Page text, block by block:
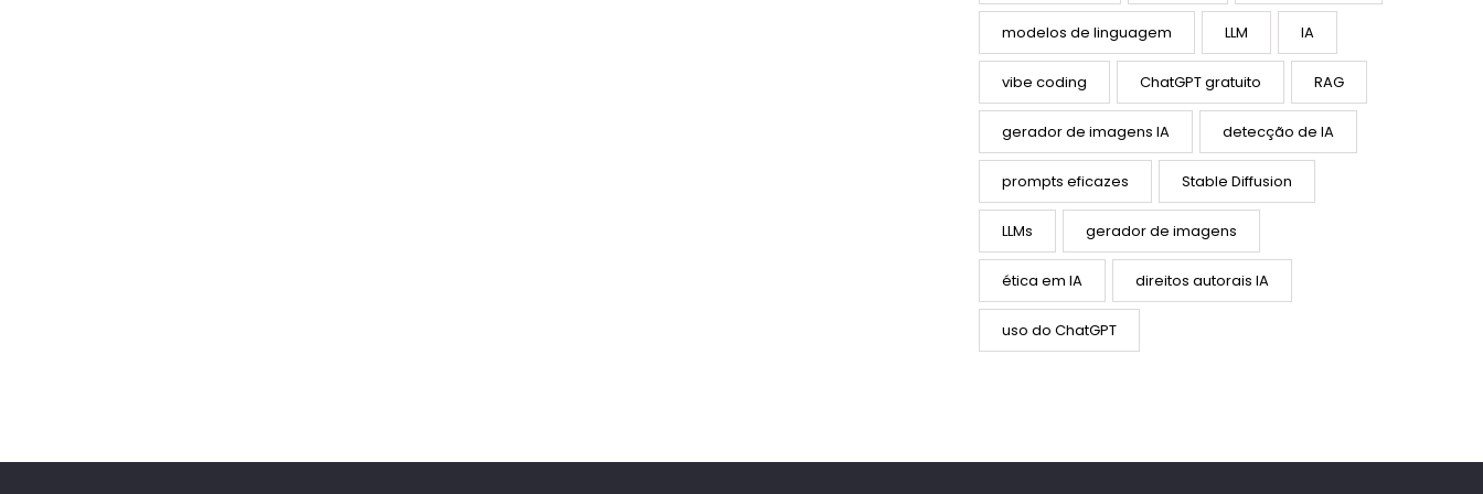
modelos de linguagem LLM IA
vibe coding ChatGPT gratuito RAG
gerador de imagens IA detecção de IA
prompts eficazes Stable Diffusion
LLMs gerador de imagens
ética em IA direitos autorais IA
uso do ChatGPT